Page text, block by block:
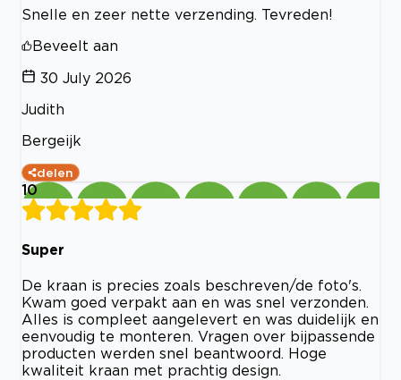
Snelle en zeer nette verzending. Tevreden!
Beveelt aan
30 July 2026
Judith
Bergeijk
delen
10
Super
De kraan is precies zoals beschreven/de foto's.
Kwam goed verpakt aan en was snel verzonden.
Alles is compleet aangelevert en was duidelijk en
eenvoudig te monteren. Vragen over bijpassende
producten werden snel beantwoord. Hoge
kwaliteit kraan met prachtig design.